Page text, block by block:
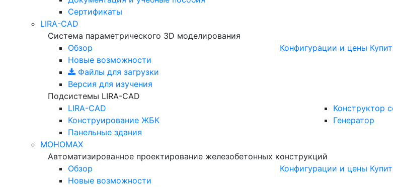
Сертификаты
LIRA-CAD
Система параметрического 3D моделирования
Обзор
Новые возможности
Файлы для загрузки
Версия для изучения
Конфигурации и цены
Подсистемы LIRA-CAD
LIRA-CAD
Конструирование ЖБК
Панельные здания
Конструктор
Генератор
МОНОМАХ
Автоматизированное проектирование железобетонных конструкций
Обзор
Новые возможности
Конфигурации и цены